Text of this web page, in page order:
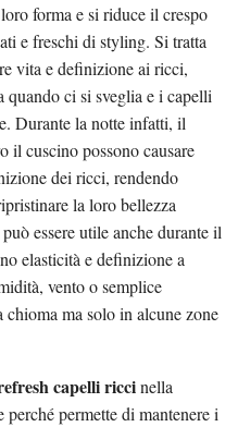
forma e si riduce il crespo
e freschi di styling. Si tratta
vita e definizione ai ricci,
ci si sveglia e i capelli
Durante la notte infatti, il
il cuscino possono causare
dei ricci, rendendo
la loro bellezza
può essere utile anche durante il
elasticità e definizione a
vento o semplice
ma solo in alcune zone
capelli riccinella
permette di mantenere i